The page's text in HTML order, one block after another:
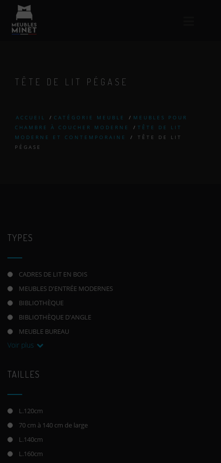
TÊTE DE LIT PÉGASE
ACCUEIL / CATÉGORIE MEUBLE / MEUBLES POUR
CHAMBRE À COUCHER MODERNE
/ TÊTE DE LIT
MODERNE ET CONTEMPORAINE
/
TÊTE DE LIT
PÉGASE
TYPES
CADRES DE LIT EN BOIS
MEUBLES D'ENTRÉE MODERNES
BIBLIOTHÈQUE
BIBLIOTHÈQUE D'ANGLE
MEUBLE BUREAU
Voir plus
TAILLES
L.120cm
70 cm à 140 cm de large
L.140cm
L.160cm